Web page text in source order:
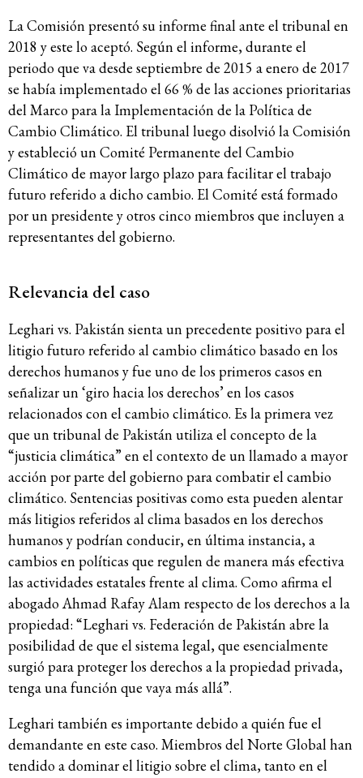
La Comisión presentó su informe final ante el tribunal en
2018 y este lo aceptó. Según el informe, durante el
periodo que va desde septiembre de 2015 a enero de 2017
se había implementado el 66 % de las acciones prioritarias
del Marco para la Implementación de la Política de
Cambio Climático. El tribunal luego disolvió la Comisión
y estableció un Comité Permanente del Cambio
Climático de mayor largo plazo para facilitar el trabajo
futuro referido a dicho cambio. El Comité está formado
por un presidente y otros cinco miembros que incluyen a
representantes del gobierno.
Relevancia del caso
Leghari vs. Pakistán sienta un precedente positivo para el
litigio futuro referido al cambio climático basado en los
derechos humanos y fue uno de los primeros casos en
señalizar un ‘giro hacia los derechos’ en los casos
relacionados con el cambio climático. Es la primera vez
que un tribunal de Pakistán utiliza el concepto de la
“justicia climática” en el contexto de un llamado a mayor
acción por parte del gobierno para combatir el cambio
climático. Sentencias positivas como esta pueden alentar
más litigios referidos al clima basados en los derechos
humanos y podrían conducir, en última instancia, a
cambios en políticas que regulen de manera más efectiva
las actividades estatales frente al clima. Como afirma el
abogado Ahmad Rafay Alam respecto de los derechos a la
propiedad: “Leghari vs. Federación de Pakistán abre la
posibilidad de que el sistema legal, que esencialmente
surgió para proteger los derechos a la propiedad privada,
tenga una función que vaya más allá”.
Leghari también es importante debido a quién fue el
demandante en este caso. Miembros del Norte Global han
tendido a dominar el litigio sobre el clima, tanto en el